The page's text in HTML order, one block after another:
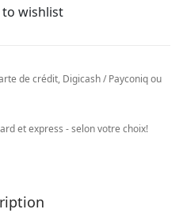
to wishlist
de crédit, Digicash / Payconiq ou
et express - selon votre choix!